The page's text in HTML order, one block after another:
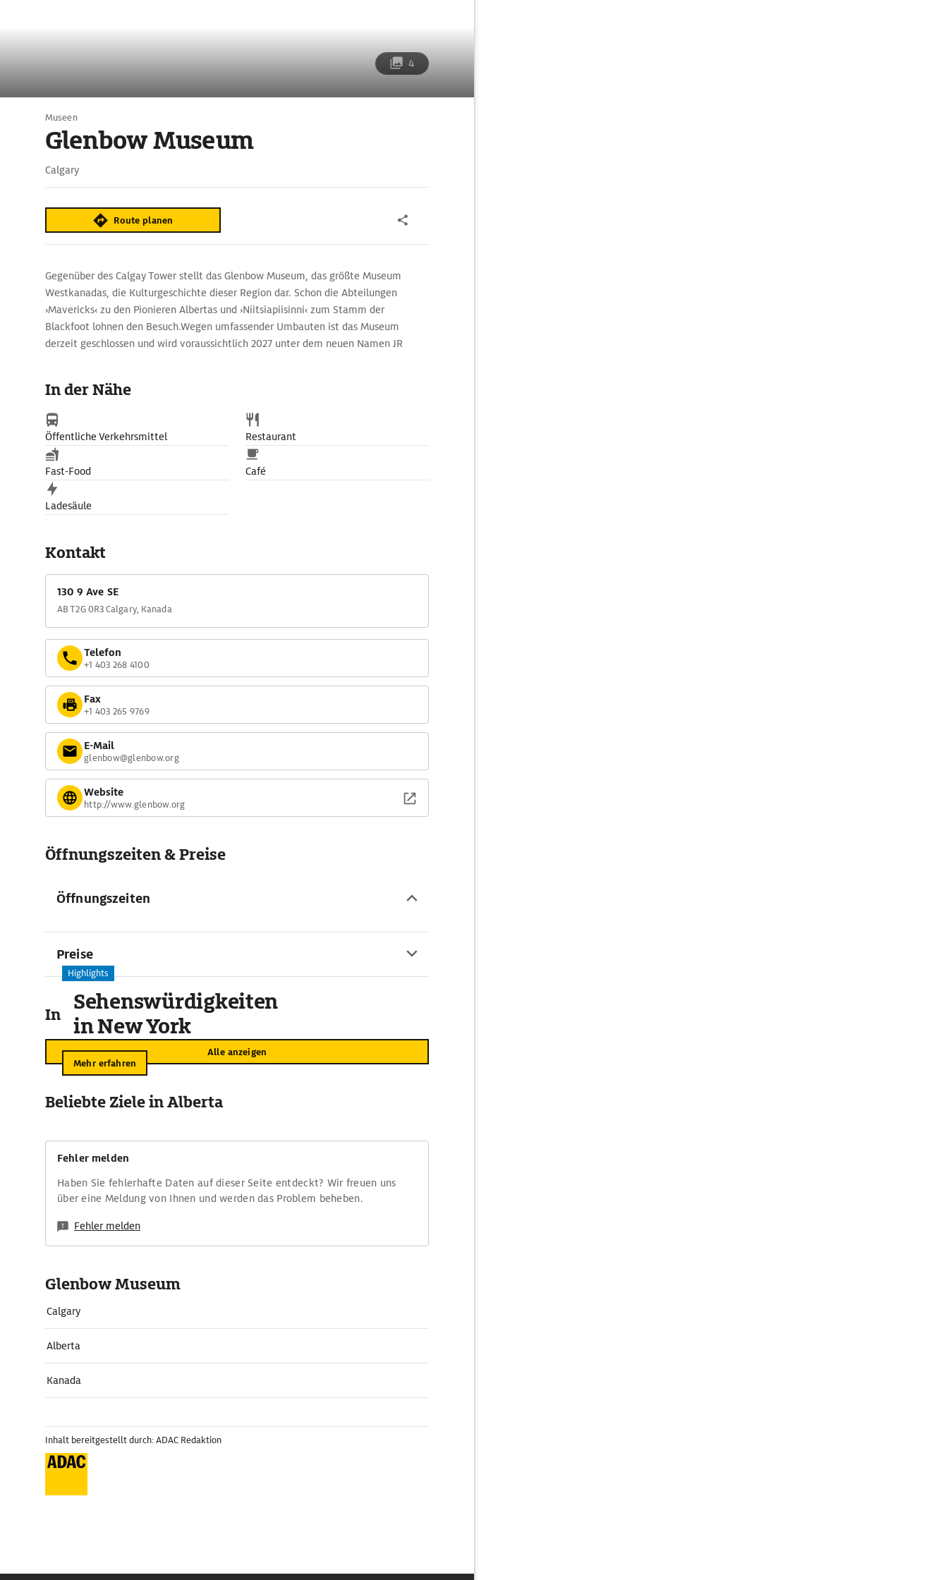
4
Museen
Glenbow Museum
Calgary
Route planen
Gegenüber des Calgay Tower stellt das Glenbow Museum, das größte Museum
Westkanadas, die Kulturgeschichte dieser Region dar. Schon die Abteilungen
›Mavericks‹ zu den Pionieren Albertas und ›Niitsiapiisinni‹ zum Stamm der
Blackfoot lohnen den Besuch.Wegen umfassender Umbauten ist das Museum
derzeit geschlossen und wird voraussichtlich 2027 unter dem neuen Namen JR
In der Nähe
Öffentliche Verkehrsmittel Restaurant
Fast-Food Café
Ladesäule
Kontakt
130 9 Ave SE
AB T2G 0R3 Calgary, Kanada
Telefon
+1 403 268 4100
Fax
+1 403 265 9769
E-Mail
glenbow@glenbow.org
Website
http://www.glenbow.org
Öffnungszeiten & Preise
Öffnungszeiten
Preise
In der Umgebung
Alle anzeigen
Highlights
Sehenswürdigkeiten
in New York
Mehr erfahren
Beliebte Ziele in Alberta
Fehler melden
Haben Sie fehlerhafte Daten auf dieser Seite entdeckt? Wir freuen uns
über eine Meldung von Ihnen und werden das Problem beheben.
Fehler melden
Glenbow Museum
Calgary
Alberta
Kanada
Inhalt bereitgestellt durch: ADAC Redaktion